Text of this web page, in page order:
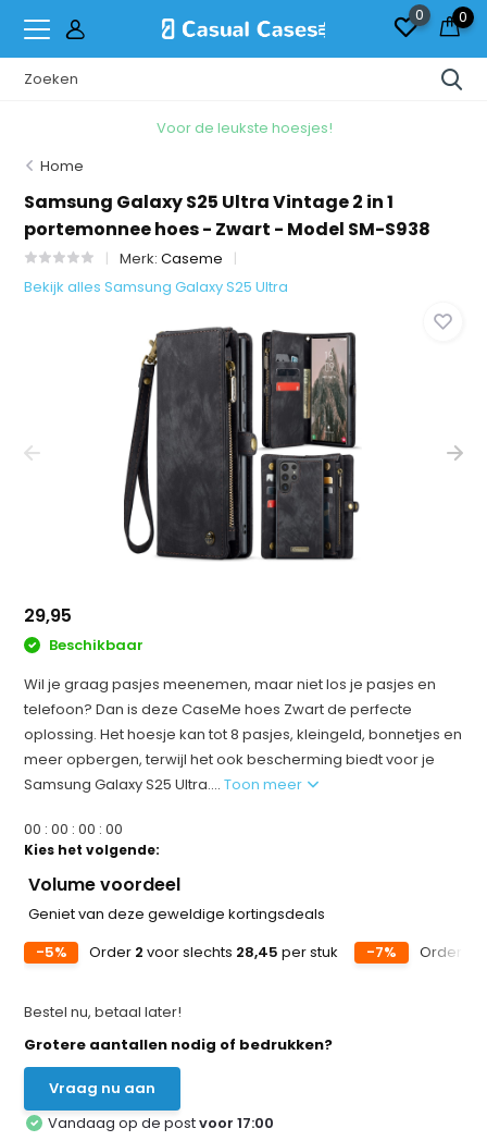
0 0
Voor de leukste hoesjes!
Home
Samsung Galaxy S25 Ultra Vintage 2 in 1
portemonnee hoes - Zwart - Model SM-S938
Merk:Caseme
Bekijk alles Samsung Galaxy S25 Ultra
29,95
Beschikbaar
Wil je graag pasjes meenemen, maar niet los je pasjes en
telefoon? Dan is deze CaseMe hoes Zwart de perfecte
oplossing. Het hoesje kan tot 8 pasjes, kleingeld, bonnetjes en
meer opbergen, terwijl het ook bescherming biedt voor je
Samsung Galaxy S25 Ultra....Toon meer
00 :00 :00 :00
Kies het volgende:
Volume voordeel
Geniet van deze geweldige kortingsdeals
-5%
Order 2 voor slechts 28,45 per stuk -7% Order
Bestel nu, betaal later!
Grotere aantallen nodig of bedrukken?
Vraag nu aan
Vandaag op de postvoor 17:00